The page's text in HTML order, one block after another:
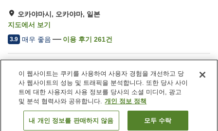
오카야마시, 오카야마, 일본
지도에서 보기
3.9 매우 좋음 이용 후기 261건
스파 / 미용실
라운지
자동판매기
세탁 (유료)
일본 오카야마
오카야마시
호텔 리브맥스 오카야마 웨스트 객실 보기
이 웹사이트는 쿠키를 사용하여 사용자 경험을 개선하고 당
사 웹사이트의 성능 및 트래픽을 분석합니다. 또한 당사 사이
트에 대한 사용자의 사용 정보를 당사의 소셜 미디어, 광고
및 분석 협력사와 공유합니다. 개인 정보 정책
내 개인 정보를 판매하지 않음 모두 수락